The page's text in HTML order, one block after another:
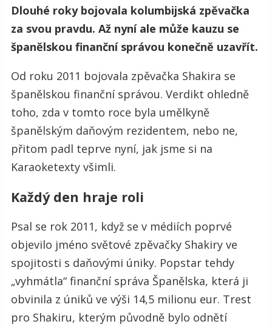
Dlouhé roky bojovala kolumbijská zpěvačka
za svou pravdu. Až nyní ale může kauzu se
španělskou finanční správou konečně uzavřít.
Od roku 2011 bojovala zpěvačka Shakira se
španělskou finanční správou. Verdikt ohledně
toho, zda v tomto roce byla umělkyně
španělským daňovým rezidentem, nebo ne,
přitom padl teprve nyní, jak jsme si na
Karaoketexty všimli.
Každý den hraje roli
Psal se rok 2011, když se v médiích poprvé
objevilo jméno světové zpěvačky Shakiry ve
spojitosti s daňovými úniky. Popstar tehdy
„vyhmátla“ finanční správa Španělska, která ji
obvinila z úniků ve výši 14,5 milionu eur. Trest
pro Shakiru, kterým původně bylo odnětí